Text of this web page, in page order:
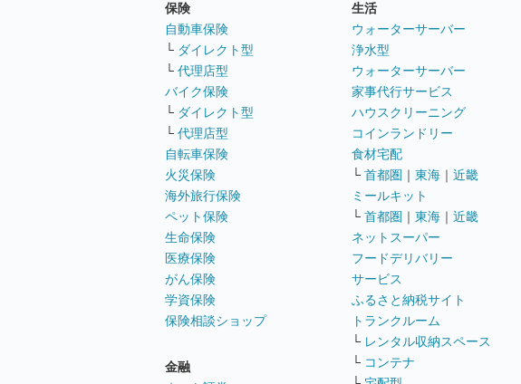
保険
自動車保険
└ ダイレクト型
└ 代理店型
バイク保険
└ ダイレクト型
└ 代理店型
自転車保険
火災保険
海外旅行保険
ペット保険
生命保険
医療保険
がん保険
学資保険
保険相談ショップ
金融
生活
ウォーターサーバー
浄水型
ウォーターサーバー
家事代行サービス
ハウスクリーニング
コインランドリー
食材宅配
└ 首都圏 ｜ 東海 ｜ 近畿
ミールキット
└ 首都圏 ｜ 東海 ｜ 近畿
ネットスーパー
フードデリバリー
サービス
ふるさと納税サイト
トランクルーム
└ レンタル収納スペース
└ コンテナ